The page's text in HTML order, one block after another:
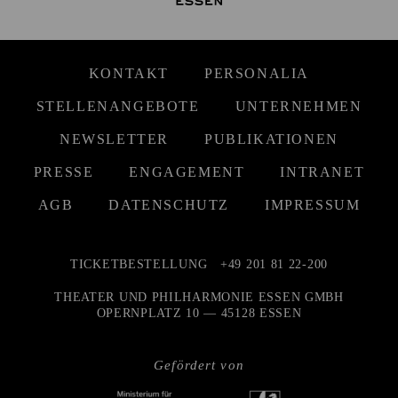
KONTAKT PERSONALIA
STELLENANGEBOTE UNTERNEHMEN
NEWSLETTER PUBLIKATIONEN
PRESSE ENGAGEMENT INTRANET
AGB DATENSCHUTZ IMPRESSUM
Gefördert von
TICKETBESTELLUNG +49 201 81 22-200
THEATER UND PHILHARMONIE ESSEN GMBH
OPERNPLATZ 10 — 45128 ESSEN